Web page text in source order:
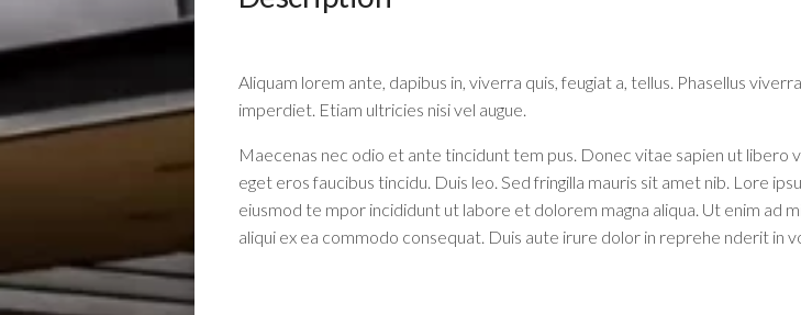
Aliquam lorem ante, dapibus in, viverra quis, feugiat a, tellus. Phasellus
imperdiet. Etiam ultricies nisi vel augue.
Maecenas nec odio et ante tincidunt tem pus. Donec vitae sapien ut libero
eget eros faucibus tincidu. Duis leo. Sed fringilla mauris sit amet nib. Lore
eiusmod te mpor incididunt ut labore et dolorem magna aliqua. Ut enim ad
aliqui ex ea commodo consequat. Duis aute irure dolor in reprehe nderit in